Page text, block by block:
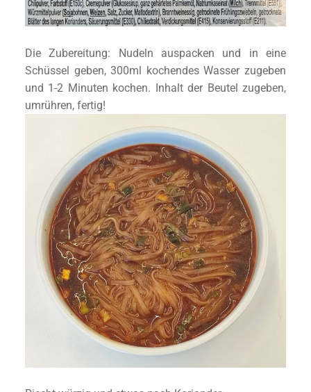
Die Zubereitung: Nudeln auspacken und in eine
Schüssel geben, 300ml kochendes Wasser zugeben
und 1-2 Minuten kochen. Inhalt der Beutel zugeben,
umrühren, fertig!